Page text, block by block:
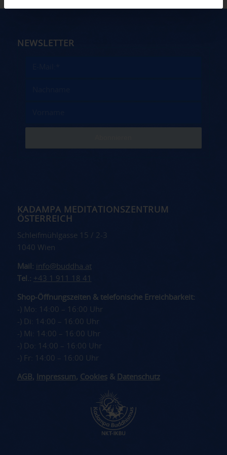
NEWSLETTER
KADAMPA MEDITATIONSZENTRUM
ÖSTERREICH
Schleifmühlgasse 15 / 2-3
1040 Wien
Mail: info@buddha.at
Tel.: +43 1 911 18 41
Shop-Öffnungszeiten & telefonische Erreichbarkeit:
-) Mo: 14:00 – 16:00 Uhr
-) Di: 14:00 – 16:00 Uhr
-) Mi: 14:00 – 16:00 Uhr
-) Do: 14:00 – 16:00 Uhr
-) Fr: 14:00 – 16:00 Uhr
AGB , Impressum, Cookies& Datenschutz